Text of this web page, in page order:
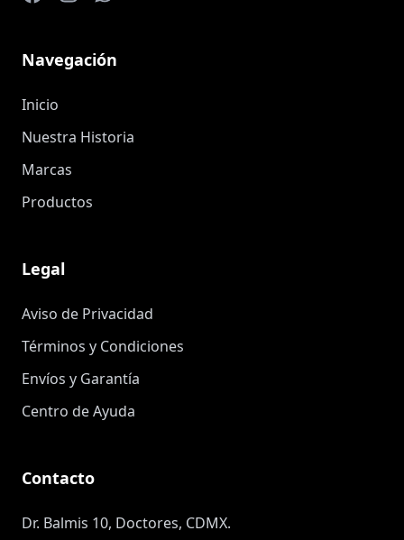
Navegación
Inicio
Nuestra Historia
Marcas
Productos
Legal
Aviso de Privacidad
Términos y Condiciones
Envíos y Garantía
Centro de Ayuda
Contacto
Dr. Balmis 10, Doctores, CDMX.